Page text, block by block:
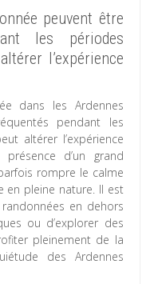
peuvent être
les périodes
l’expérience
dans les Ardennes
pendant les
altérer l’expérience
d’un grand
rompre le calme
en pleine nature. Il est
en dehors
ou d’explorer des
pleinement de la
des Ardennes